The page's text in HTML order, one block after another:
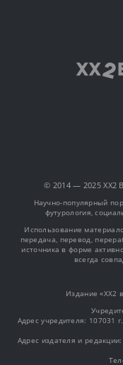
© 2014 — 2025
Научно-популярный
футурология,
Использование
передача, перевод,
источника в форме
всегда
Издание «XX2
Адрес учредителя: 107031
Адрес издателя и